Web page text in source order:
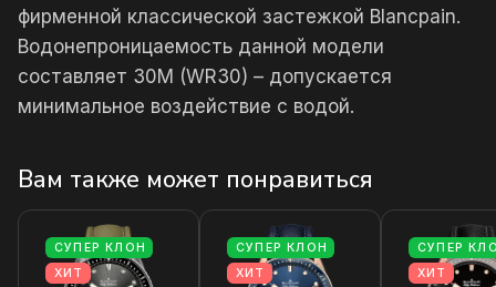
фирменной классической застежкой Blancpain.
Водонепроницаемость данной модели
составляет 30М (WR30) – допускается
минимальное воздействие с водой.
Вам также может понравиться
СУПЕР КЛОН
ХИТ
СУПЕР КЛОН
ХИТ
СУПЕР
ХИТ